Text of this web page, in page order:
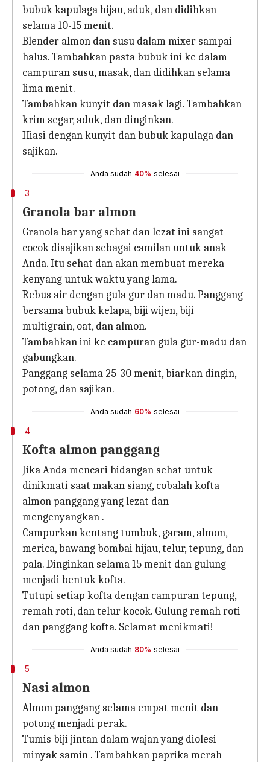
bubuk kapulaga hijau, aduk, dan didihkan
selama 10-15 menit.
Blender almon dan susu dalam mixer sampai
halus. Tambahkan pasta bubuk ini ke dalam
campuran susu, masak, dan didihkan selama
lima menit.
Tambahkan kunyit dan masak lagi. Tambahkan
krim segar, aduk, dan dinginkan.
Hiasi dengan kunyit dan bubuk kapulaga dan
sajikan.
Anda sudah 40% selesai
3
Granola bar almon
Granola bar yang sehat dan lezat ini sangat
cocok disajikan sebagai camilan untuk anak
Anda. Itu sehat dan akan membuat mereka
kenyang untuk waktu yang lama.
Rebus air dengan gula gur dan madu. Panggang
bersama bubuk kelapa, biji wijen, biji
multigrain, oat, dan almon.
Tambahkan ini ke campuran gula gur-madu dan
gabungkan.
Panggang selama 25-30 menit, biarkan dingin,
potong, dan sajikan.
Anda sudah 60% selesai
4
Kofta almon panggang
Jika Anda mencari hidangan sehat untuk
dinikmati saat makan siang, cobalah kofta
almon panggang yang lezat dan
mengenyangkan .
Campurkan kentang tumbuk, garam, almon,
merica, bawang bombai hijau, telur, tepung, dan
pala. Dinginkan selama 15 menit dan gulung
menjadi bentuk kofta.
Tutupi setiap kofta dengan campuran tepung,
remah roti, dan telur kocok. Gulung remah roti
dan panggang kofta. Selamat menikmati!
Anda sudah 80% selesai
5
Nasi almon
Almon panggang selama empat menit dan
potong menjadi perak.
Tumis biji jintan dalam wajan yang diolesi
minyak samin . Tambahkan paprika merah